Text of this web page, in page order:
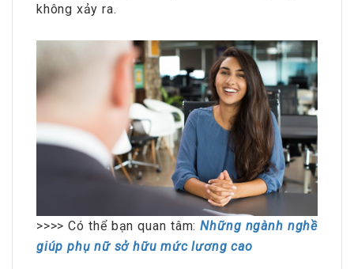
không xảy ra.
>>>> Có thể bạn quan tâm:Những ngành nghề
giúp phụ nữ sở hữu mức lương cao